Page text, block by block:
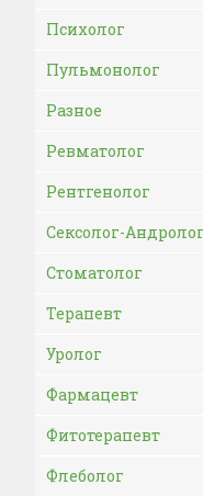
Психолог
Пульмонолог
Разное
Ревматолог
Рентгенолог
Сексолог-Андролог
Стоматолог
Терапевт
Уролог
Фармацевт
Фитотерапевт
Флеболог